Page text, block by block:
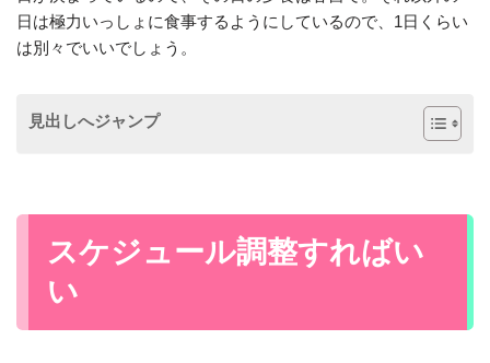
日は極力いっしょに食事するようにしているので、1日くらい
は別々でいいでしょう。
見出しへジャンプ
スケジュール調整すればい
い